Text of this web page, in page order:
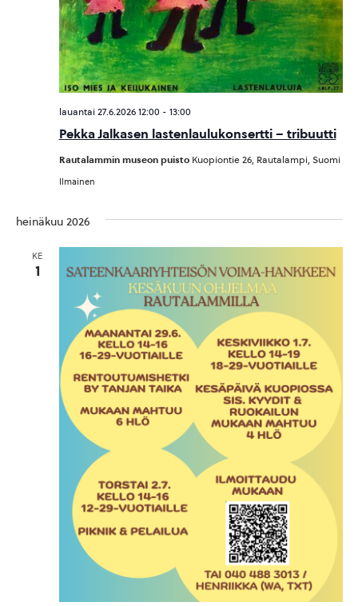
Pekka Jalkasen lastenlaulukonsertti – tribuutti
lauantai 27.6.2026 12:00 - 13:00
Rautalammin museon puisto Kuopiontie 26, Rautalampi, Suomi
Ilmainen
heinäkuu 2026
KE
1